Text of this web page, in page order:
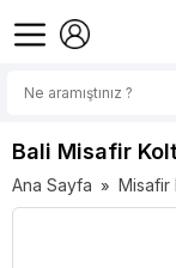
Bali Misafir
Ana Sayfa » Misafir